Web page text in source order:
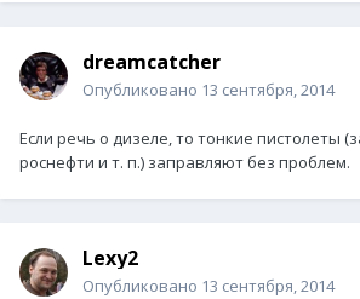
dreamcatcher
Опубликовано 13 сентября, 2014
Если речь о дизеле, то тонкие пистолеты
роснефти и т. п.) заправляют без проблем.
Lexy2
Опубликовано 13 сентября, 2014